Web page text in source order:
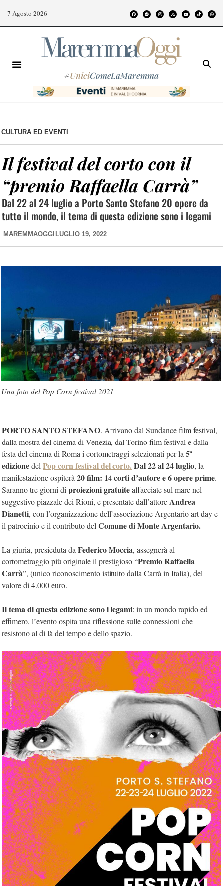
7 Agosto 2026
#UniciComeLaMaremma
CULTURA ED EVENTI
Il festival del corto con il
“premio Raffaella Carrà”
Dal 22 al 24 luglio a Porto Santo Stefano 20 opere da
tutto il mondo, il tema di questa edizione sono i legami
MAREMMAOGGI LUGLIO 19, 2022
Una foto del Pop Corn festival 2021
PORTO SANTO STEFANO. Arrivano dal Sundance film festival,
dalla mostra del cinema di Venezia, dal Torino film festival e dalla
festa del cinema di Roma i cortometraggi selezionati per la 5ª
edizionedel Pop corn festival del corto.Dal 22 al 24 luglio, la
manifestazione ospiterà 20 film: 14 corti d’autore e 6 opere prime.
Saranno tre giorni di proiezioni gratuiteaffacciate sul mare nel
suggestivo piazzale dei Rioni, e presentate dall’attoreAndrea
Dianetti, con l’organizzazione dell’associazione Argentario art day e
il patrocinio e il contributo del Comune di Monte Argentario.
La giuria, presieduta da Federico Moccia, assegnerà al
cortometraggio più originale il prestigioso “Premio Raffaella
Carrà”, (unico riconoscimento istituito dalla Carrà in Italia), del
valore di 4.000 euro.
Il tema di questa edizione sono i legami: in un mondo rapido ed
effimero, l’evento ospita una riflessione sulle connessioni che
resistono al di là del tempo e dello spazio.